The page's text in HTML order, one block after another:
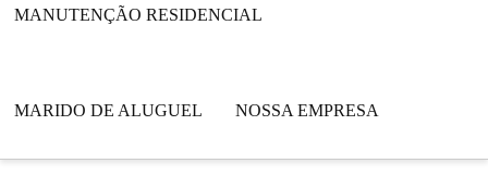
MANUTENÇÃO RESIDENCIAL
MARIDO DE ALUGUEL NOSSA EMPRESA